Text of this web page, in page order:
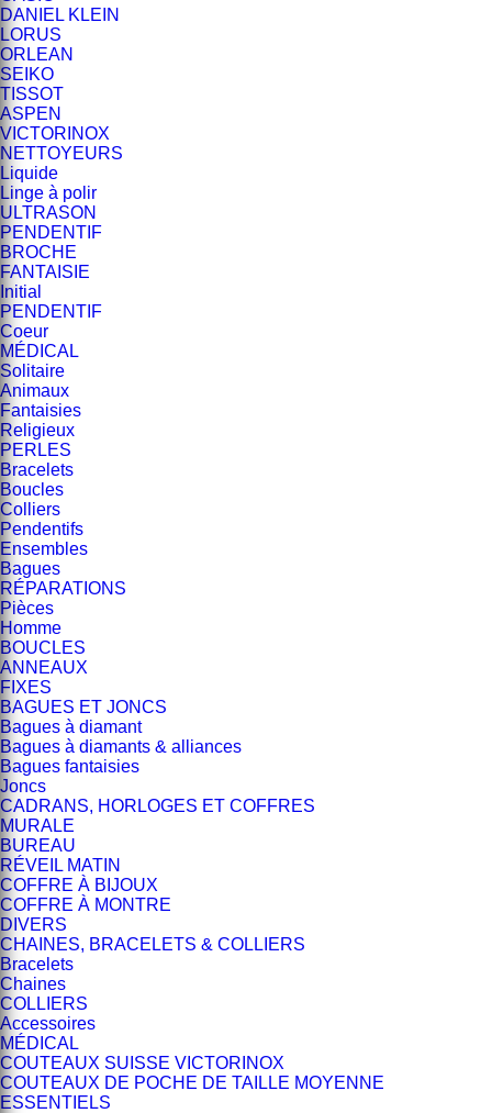
DANIEL KLEIN
LORUS
ORLEAN
SEIKO
TISSOT
ASPEN
VICTORINOX
NETTOYEURS
Liquide
Linge à polir
ULTRASON
PENDENTIF
BROCHE
FANTAISIE
Initial
PENDENTIF
Coeur
MÉDICAL
Solitaire
Animaux
Fantaisies
Religieux
PERLES
Bracelets
Boucles
Colliers
Pendentifs
Ensembles
Bagues
RÉPARATIONS
Pièces
Homme
BOUCLES
ANNEAUX
FIXES
BAGUES ET JONCS
Bagues à diamant
Bagues à diamants & alliances
Bagues fantaisies
Joncs
CADRANS, HORLOGES ET COFFRES
MURALE
BUREAU
RÉVEIL MATIN
COFFRE À BIJOUX
COFFRE À MONTRE
DIVERS
CHAINES, BRACELETS & COLLIERS
Bracelets
Chaines
COLLIERS
Accessoires
MÉDICAL
COUTEAUX SUISSE VICTORINOX
COUTEAUX DE POCHE DE TAILLE MOYENNE
ESSENTIELS